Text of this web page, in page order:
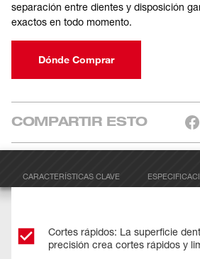
separación entre dientes y disposición
exactos en todo momento.
Dónde Comprar
COMPARTIR ESTO
CARACTERÍSTICAS CLAVE
Cortes rápidos: La superficie
precisión crea cortes rápidos y